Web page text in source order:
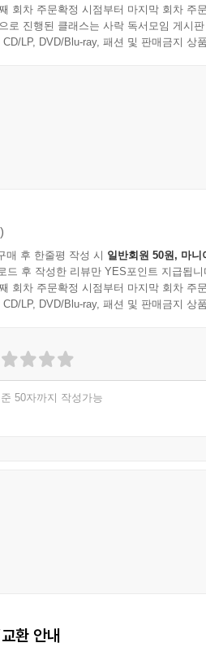
회차 주문확정 시점부터 마지막 회차 주
로 진행된 클래스는 사락 독서모임 게시
LP, DVD/Blu-ray, 패션 및 판매금지 상
매 후 한줄평 작성 시 일반회원 50원, 마니
드 후 작성한 리뷰만 YES포인트 지급됩니
회차 주문확정 시점부터 마지막 회차 주
LP, DVD/Blu-ray, 패션 및 판매금지 상
50자까지 작성가능
환 안내